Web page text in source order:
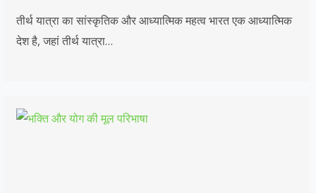
तीर्थ यात्रा का सांस्कृतिक और आध्यात्मिक महत्व भारत एक आध्यात्मिक
देश है, जहां तीर्थ यात्रा…